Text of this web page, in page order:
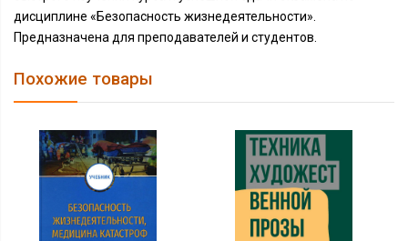
дисциплине «Безопасность жизнедеятельности».
Предназначена для преподавателей и студентов.
Похожие товары